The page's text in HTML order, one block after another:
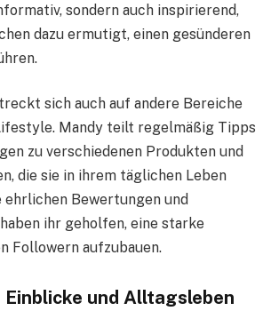
sondern auch inspirierend,
dazu ermutigt, einen gesünderen
sich auch auf andere Bereiche
Mandy teilt regelmäßig Tipps
zu verschiedenen Produkten und
die sie in ihrem täglichen Leben
ehrlichen Bewertungen und
ihr geholfen, eine starke
Followern aufzubauen.
Einblicke und Alltagsleben